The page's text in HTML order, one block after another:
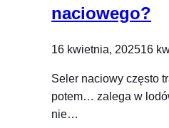
naciowego?
16 kwietnia, 202516
Seler naciowy często
potem… zalega w
nie…